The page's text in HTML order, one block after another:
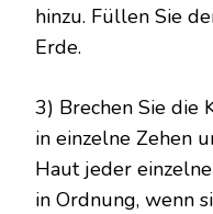
hinzu. Füllen Sie
Erde.
3) Brechen Sie die
in einzelne Zehen
Haut jeder
in Ordnung, wenn